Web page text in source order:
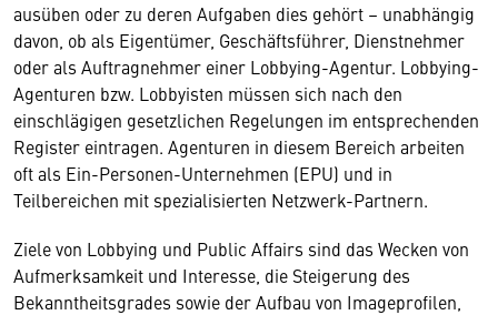
ausüben oder zu deren Aufgaben dies gehört – unabhängig
davon, ob als Eigentümer, Geschäftsführer, Dienstnehmer
oder als Auftragnehmer einer Lobbying-Agentur. Lobbying-
Agenturen bzw. Lobbyisten müssen sich nach den
einschlägigen gesetzlichen Regelungen im entsprechenden
Register eintragen. Agenturen in diesem Bereich arbeiten
oft als Ein-Personen-Unternehmen (EPU) und in
Teilbereichen mit spezialisierten Netzwerk-Partnern.
Ziele von Lobbying und Public Affairs sind das Wecken von
Aufmerksamkeit und Interesse, die Steigerung des
Bekanntheitsgrades sowie der Aufbau von Imageprofilen,